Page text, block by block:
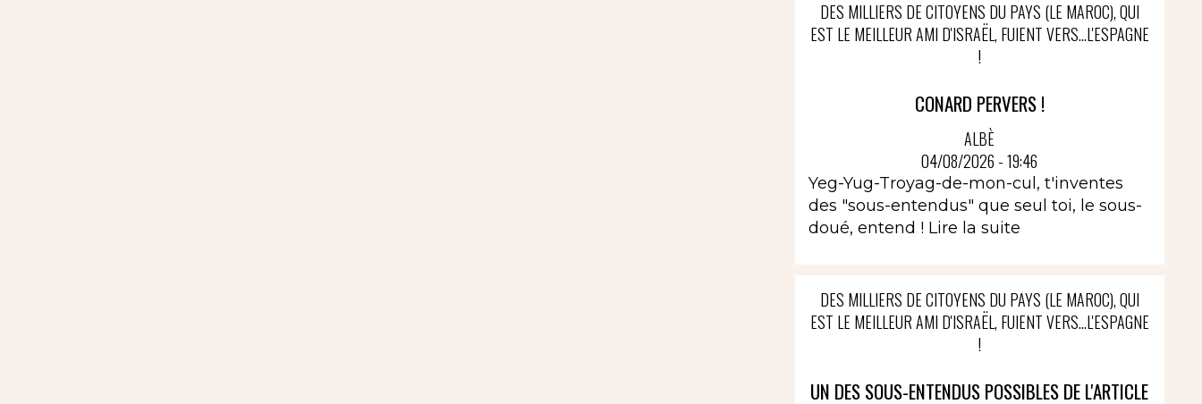
DES MILLIERS DE CITOYENS DU PAYS (LE MAROC), QUI
EST LE MEILLEUR AMI D'ISRAËL, FUIENT VERS...L'ESPAGNE
!
CONARD PERVERS !
ALBÈ
04/08/2026 - 19:46
Yeg-Yug-Troyag-de-mon-cul, t'inventes
des "sous-entendus" que seul toi, le sous-
doué, entend ! Lire la suite
DES MILLIERS DE CITOYENS DU PAYS (LE MAROC), QUI
EST LE MEILLEUR AMI D'ISRAËL, FUIENT VERS...L'ESPAGNE
!
UN DES SOUS-ENTENDUS POSSIBLES DE L'ARTICLE